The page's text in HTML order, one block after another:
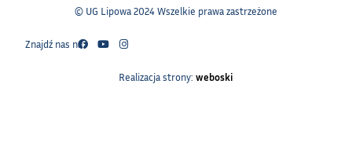
© UG Lipowa 2024 Wszelkie prawa zastrzeżone
Znajdź nas na:
Realizacja strony: weboski